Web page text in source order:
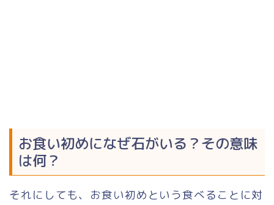
お食い初めになぜ石がいる？その意味
は何？
それにしても、お食い初めという食べることに対